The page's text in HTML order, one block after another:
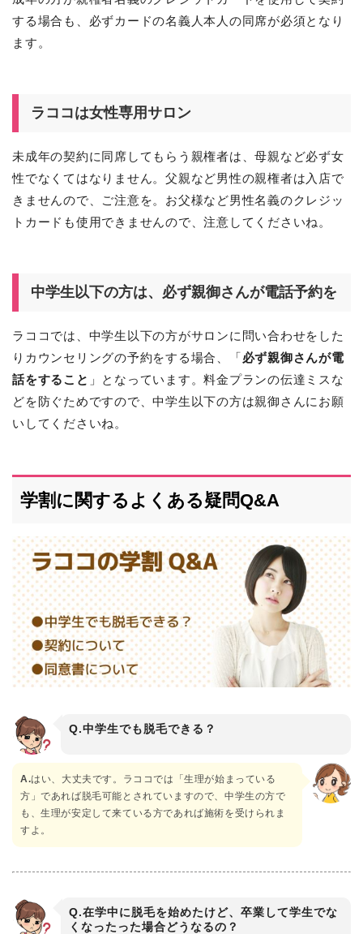
する場合も、必ずカードの名義人本人の同席が必須となり
ます。
ラココは女性専用サロン
未成年の契約に同席してもらう親権者は、母親など必ず女
性でなくてはなりません。父親など男性の親権者は入店で
きませんので、ご注意を。お父様など男性名義のクレジッ
トカードも使用できませんので、注意してくださいね。
中学生以下の方は、必ず親御さんが電話予約を
ラココでは、中学生以下の方がサロンに問い合わせをした
りカウンセリングの予約をする場合、「必ず親御さんが電
話をすること 」となっています。料金プランの伝達ミスな
どを防ぐためですので、中学生以下の方は親御さんにお願
いしてくださいね。
学割に関するよくある疑問Q&A
Q.中学生でも脱毛できる？
A.はい、大丈夫です。ラココでは「生理が始まっている
方」であれば脱毛可能とされていますので、中学生の方で
も、生理が安定して来ている方であれば施術を受けられま
すよ。
Q.在学中に脱毛を始めたけど、卒業して学生でな
くなったった場合どうなるの？